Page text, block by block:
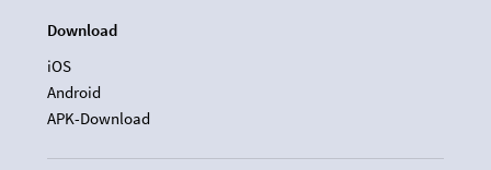
Download
iOS
Android
APK-Download